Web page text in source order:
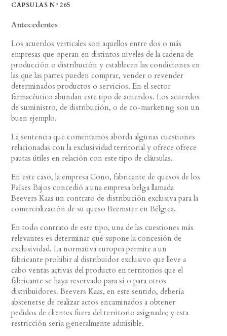
CAPSULAS Nº 265
Antecedentes
Los acuerdos verticales son aquellos entre dos o más
empresas que operan en distintos niveles de la cadena de
producción o distribución y establecen las condiciones en
las que las partes pueden comprar, vender o revender
determinados productos o servicios. En el sector
farmacéutico abundan este tipo de acuerdos. Los acuerdos
de suministro, de distribución, o de co-marketing son un
buen ejemplo.
La sentencia que comentamos aborda algunas cuestiones
relacionadas con la exclusividad territorial y ofrece ofrece
pautas útiles en relación con este tipo de cláusulas.
En este caso, la empresa Cono, fabricante de quesos de los
Países Bajos concedió a una empresa belga llamada
Beevers Kaas un contrato de distribución exclusiva para la
comercialización de su queso Beemster en Bélgica.
En todo contrato de este tipo, una de las cuestiones más
relevantes es determinar qué supone la concesión de
exclusividad. La normativa europea permite a un
fabricante prohibir al distribuidor exclusivo que lleve a
cabo ventas activas del producto en territorios que el
fabricante se haya reservado para sí o para otros
distribuidores. Beevers Kaas, en este sentido, debería
abstenerse de realizar actos encaminados a obtener
pedidos de clientes fuera del territorio asignado; y esta
restricción sería generalmente admisible.